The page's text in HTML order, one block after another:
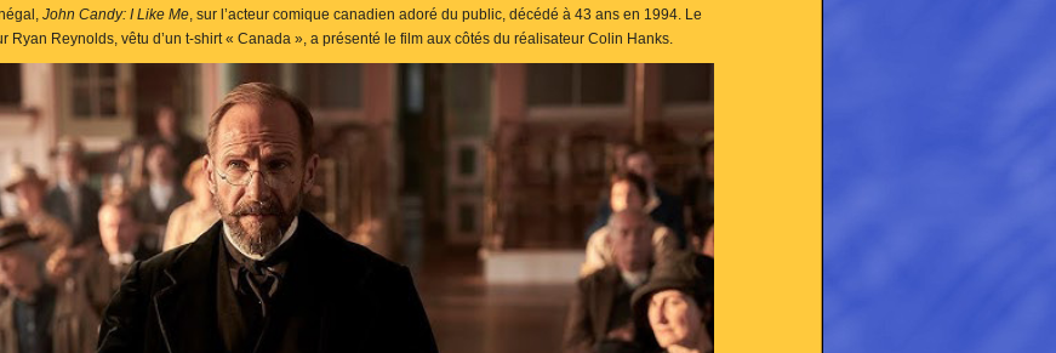
John Candy: I ​​Like Me, sur l’acteur comique canadien adoré du public, décédé à 43 ans en 1994. Le
Ryan Reynolds, vêtu d’un t-shirt « Canada », a présenté le film aux côtés du réalisateur Colin Hanks.